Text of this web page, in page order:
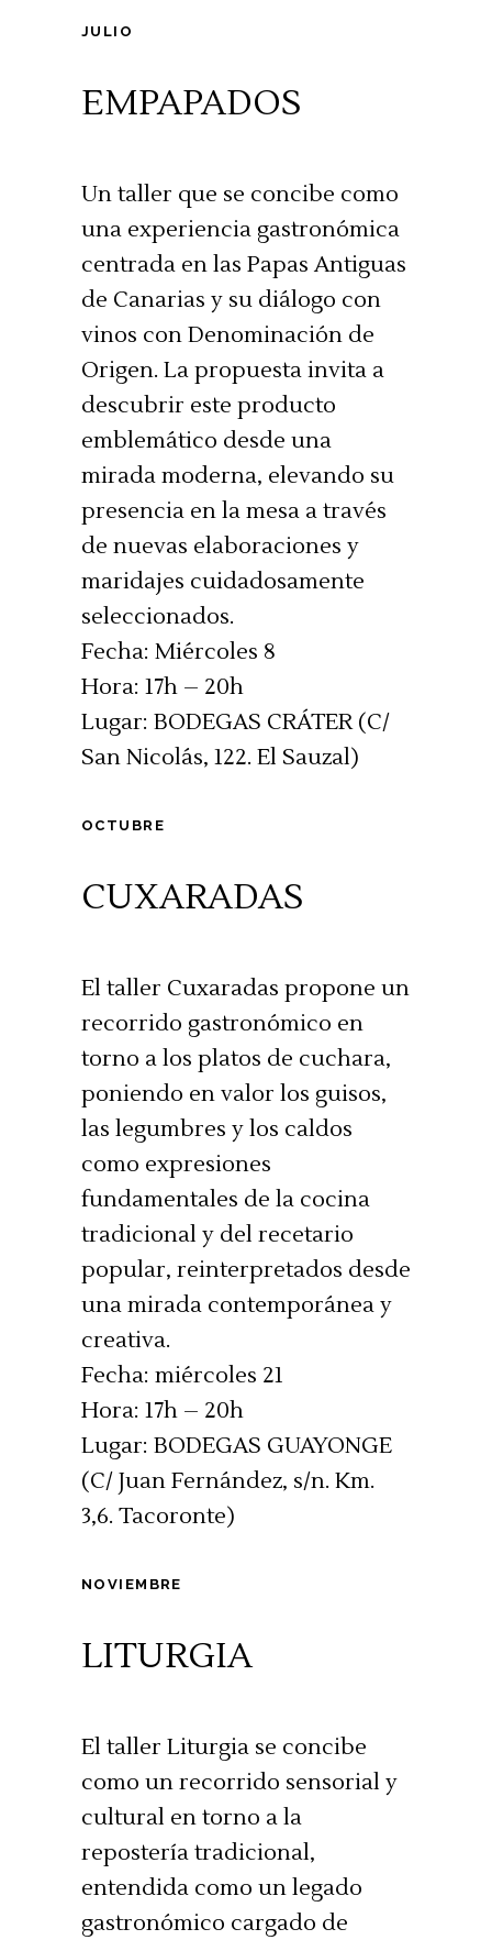
JULIO
EMPAPADOS
Un taller que se concibe como
una experiencia gastronómica
centrada en las Papas Antiguas
de Canarias y su diálogo con
vinos con Denominación de
Origen. La propuesta invita a
descubrir este producto
emblemático desde una
mirada moderna, elevando su
presencia en la mesa a través
de nuevas elaboraciones y
maridajes cuidadosamente
seleccionados.
Fecha: Miércoles 8
Hora: 17h – 20h
Lugar: BODEGAS CRÁTER (C/
San Nicolás, 122. El Sauzal)
OCTUBRE
CUXARADAS
El taller Cuxaradas propone un
recorrido gastronómico en
torno a los platos de cuchara,
poniendo en valor los guisos,
las legumbres y los caldos
como expresiones
fundamentales de la cocina
tradicional y del recetario
popular, reinterpretados desde
una mirada contemporánea y
creativa.
Fecha: miércoles 21
Hora: 17h – 20h
Lugar: BODEGAS GUAYONGE
(C/ Juan Fernández, s/n. Km.
3,6. Tacoronte)
NOVIEMBRE
LITURGIA
El taller Liturgia se concibe
como un recorrido sensorial y
cultural en torno a la
repostería tradicional,
entendida como un legado
gastronómico cargado de